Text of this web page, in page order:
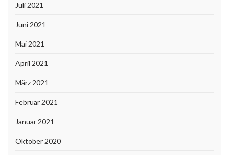
Juli 2021
Juni 2021
Mai 2021
April 2021
März 2021
Februar 2021
Januar 2021
Oktober 2020